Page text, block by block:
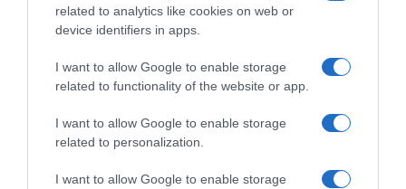
related to analytics like cookies on web or
device identifiers in apps.
I want to allow Google to enable storage
related to functionality of the website or app.
I want to allow Google to enable storage
related to personalization.
I want to allow Google to enable storage
PRODUTOS E MARCAS
BPI convida os portugueses a “vestir a
camisola” para apoiar a selecção nacional